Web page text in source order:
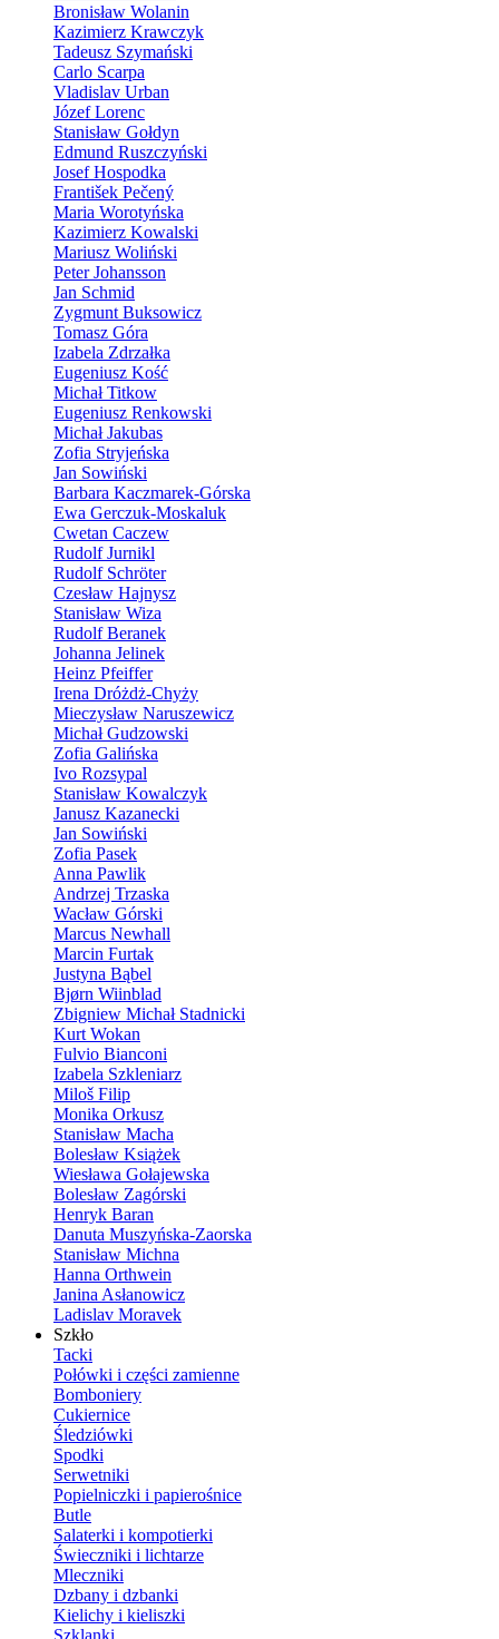
Bronisław Wolanin
Kazimierz Krawczyk
Tadeusz Szymański
Carlo Scarpa
Vladislav Urban
Józef Lorenc
Stanisław Gołdyn
Edmund Ruszczyński
Josef Hospodka
František Pečený
Maria Worotyńska
Kazimierz Kowalski
Mariusz Woliński
Peter Johansson
Jan Schmid
Zygmunt Buksowicz
Tomasz Góra
Izabela Zdrzałka
Eugeniusz Kość
Michał Titkow
Eugeniusz Renkowski
Michał Jakubas
Zofia Stryjeńska
Jan Sowiński
Barbara Kaczmarek-Górska
Ewa Gerczuk-Moskaluk
Cwetan Caczew
Rudolf Jurnikl
Rudolf Schröter
Czesław Hajnysz
Stanisław Wiza
Rudolf Beranek
Johanna Jelinek
Heinz Pfeiffer
Irena Dróżdż-Chyży
Mieczysław Naruszewicz
Michał Gudzowski
Zofia Galińska
Ivo Rozsypal
Stanisław Kowalczyk
Janusz Kazanecki
Jan Sowiński
Zofia Pasek
Anna Pawlik
Andrzej Trzaska
Wacław Górski
Marcus Newhall
Marcin Furtak
Justyna Bąbel
Bjørn Wiinblad
Zbigniew Michał Stadnicki
Kurt Wokan
Fulvio Bianconi
Izabela Szkleniarz
Miloš Filip
Monika Orkusz
Stanisław Macha
Bolesław Książek
Wiesława Gołajewska
Bolesław Zagórski
Henryk Baran
Danuta Muszyńska-Zaorska
Stanisław Michna
Hanna Orthwein
Janina Asłanowicz
Ladislav Moravek
Szkło
Tacki
Połówki i części zamienne
Bomboniery
Cukiernice
Śledziówki
Spodki
Serwetniki
Popielniczki i papierośnice
Butle
Salaterki i kompotierki
Świeczniki i lichtarze
Mleczniki
Dzbany i dzbanki
Kielichy i kieliszki
Szklanki